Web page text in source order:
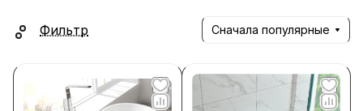
Фильтр Сначала популярные